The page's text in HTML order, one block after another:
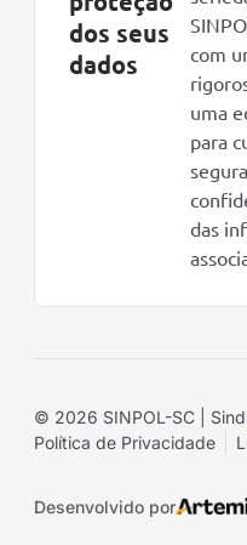
dos seus
dados
com
uma
para
das
© 2026 SINPOL-SC |
Política de Privacidade
Desenvolvido por